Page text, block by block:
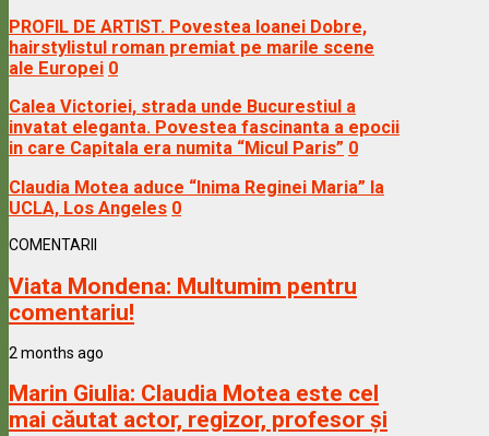
PROFIL DE ARTIST. Povestea Ioanei Dobre,
hairstylistul roman premiat pe marile scene
ale Europei 0
Calea Victoriei, strada unde Bucurestiul a
invatat eleganta. Povestea fascinanta a epocii
in care Capitala era numita “Micul Paris” 0
Claudia Motea aduce “Inima Reginei Maria” la
UCLA, Los Angeles 0
COMENTARII
Viata Mondena: Multumim pentru
comentariu!
2 months ago
Marin Giulia: Claudia Motea este cel
mai căutat actor, regizor, profesor și